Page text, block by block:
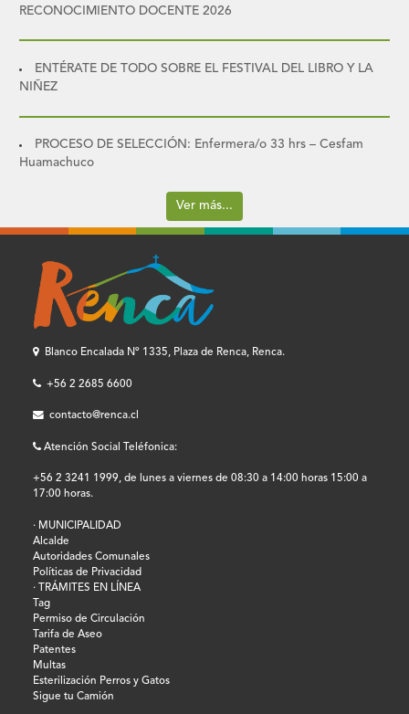
RECONOCIMIENTO DOCENTE 2026
ENTÉRATE DE TODO SOBRE EL FESTIVAL DEL LIBRO Y LA
NIÑEZ
PROCESO DE SELECCIÓN: Enfermera/o 33 hrs – Cesfam
Huamachuco
Ver más...
Blanco Encalada Nº 1335, Plaza de Renca, Renca.
+56 2 2685 6600
contacto@renca.cl
Atención Social Teléfonica:
+56 2 3241 1999, de lunes a viernes de 08:30 a 14:00 horas 15:00 a
17:00 horas.
· MUNICIPALIDAD
Alcalde
Autoridades Comunales
Políticas de Privacidad
· TRÁMITES EN LÍNEA
Tag
Permiso de Circulación
Tarifa de Aseo
Patentes
Multas
Esterilización Perros y Gatos
Sigue tu Camión